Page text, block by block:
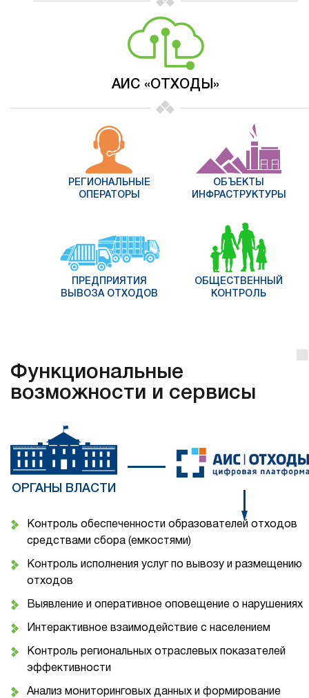
АИС «ОТХОДЫ»
РЕГИОНАЛЬНЫЕ
ОПЕРАТОРЫ
ОБЪЕКТЫ
ИНФРАСТРУКТУРЫ
ПРЕДПРИЯТИЯ
ВЫВОЗА ОТХОДОВ
ОБЩЕСТВЕННЫЙ
КОНТРОЛЬ
Функциональные
возможности и сервисы
ОРГАНЫ ВЛАСТИ
Контроль обеспеченности образователей отходов
средствами сбора (емкостями)
Контроль исполнения услуг по вывозу и размещению
отходов
Выявление и оперативное оповещение о нарушениях
Интерактивное взаимодействие с населением
Контроль региональных отраслевых показателей
эффективности
Анализ мониторинговых данных и формирование